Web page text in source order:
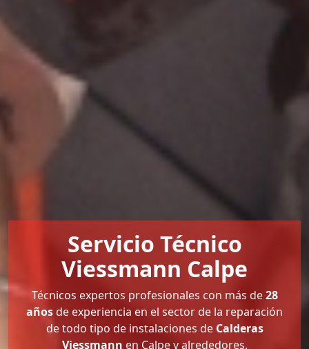
Servicio Técnico
Viessmann Calpe
Técnicos expertos profesionales con más de28
añosde experiencia en el sector de la reparación
de todo tipo de instalaciones de Calderas
Viessmann en Calpe y alrededores.